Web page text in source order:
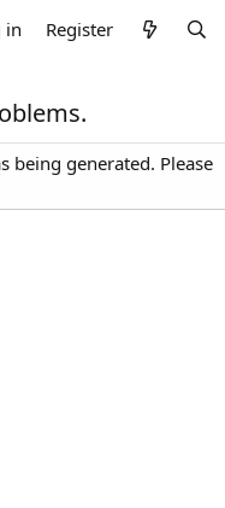
in Register
being generated. Please